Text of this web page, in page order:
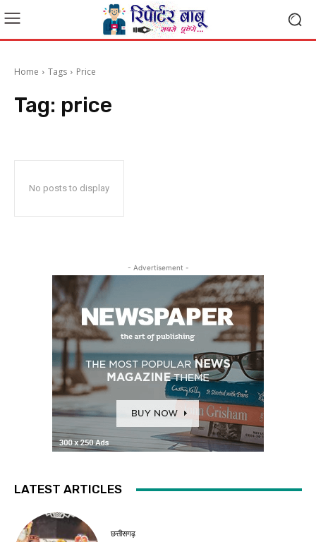
Home Tags Price
Tag: price
No posts to display
- Advertisement -
LATEST ARTICLES
छत्तीसगढ़